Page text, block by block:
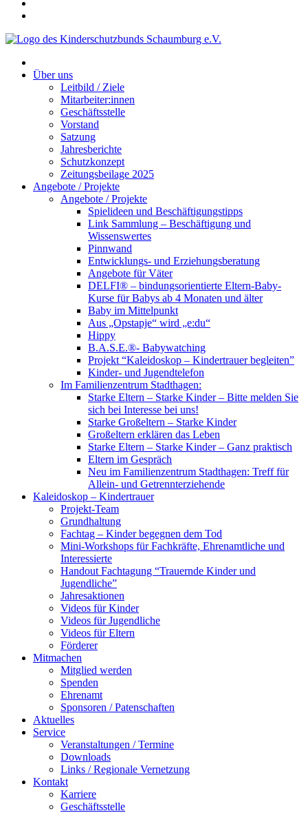
Über uns
Leitbild / Ziele
Mitarbeiter:innen
Geschäftsstelle
Vorstand
Satzung
Jahresberichte
Schutzkonzept
Zeitungsbeilage 2025
Angebote / Projekte
Angebote / Projekte
Spielideen und Beschäftigungstipps
Link Sammlung – Beschäftigung und
Wissenswertes
Pinnwand
Entwicklungs- und Erziehungsberatung
Angebote für Väter
DELFI® – bindungsorientierte Eltern-Baby-
Kurse für Babys ab 4 Monaten und älter
Baby im Mittelpunkt
Aus „Opstapje“ wird „e:du“
Hippy
B.A.S.E.®- Babywatching
Projekt “Kaleidoskop – Kindertrauer begleiten”
Kinder- und Jugendtelefon
Im Familienzentrum Stadthagen:
Starke Eltern – Starke Kinder – Bitte melden Sie
sich bei Interesse bei uns!
Starke Großeltern – Starke Kinder
Großeltern erklären das Leben
Starke Eltern – Starke Kinder – Ganz praktisch
Eltern im Gespräch
Neu im Familienzentrum Stadthagen: Treff für
Allein- und Getrennterziehende
Kaleidoskop – Kindertrauer
Projekt-Team
Grundhaltung
Fachtag – Kinder begegnen dem Tod
Mini-Workshops für Fachkräfte, Ehrenamtliche und
Interessierte
Handout Fachtagung “Trauernde Kinder und
Jugendliche”
Jahresaktionen
Videos für Kinder
Videos für Jugendliche
Videos für Eltern
Förderer
Mitmachen
Mitglied werden
Spenden
Ehrenamt
Sponsoren / Patenschaften
Aktuelles
Service
Veranstaltungen / Termine
Downloads
Links / Regionale Vernetzung
Kontakt
Karriere
Geschäftsstelle